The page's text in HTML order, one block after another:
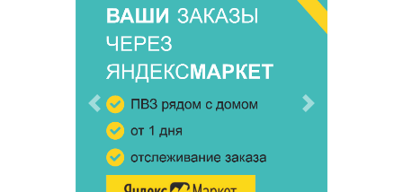
Предыдущий Следующий